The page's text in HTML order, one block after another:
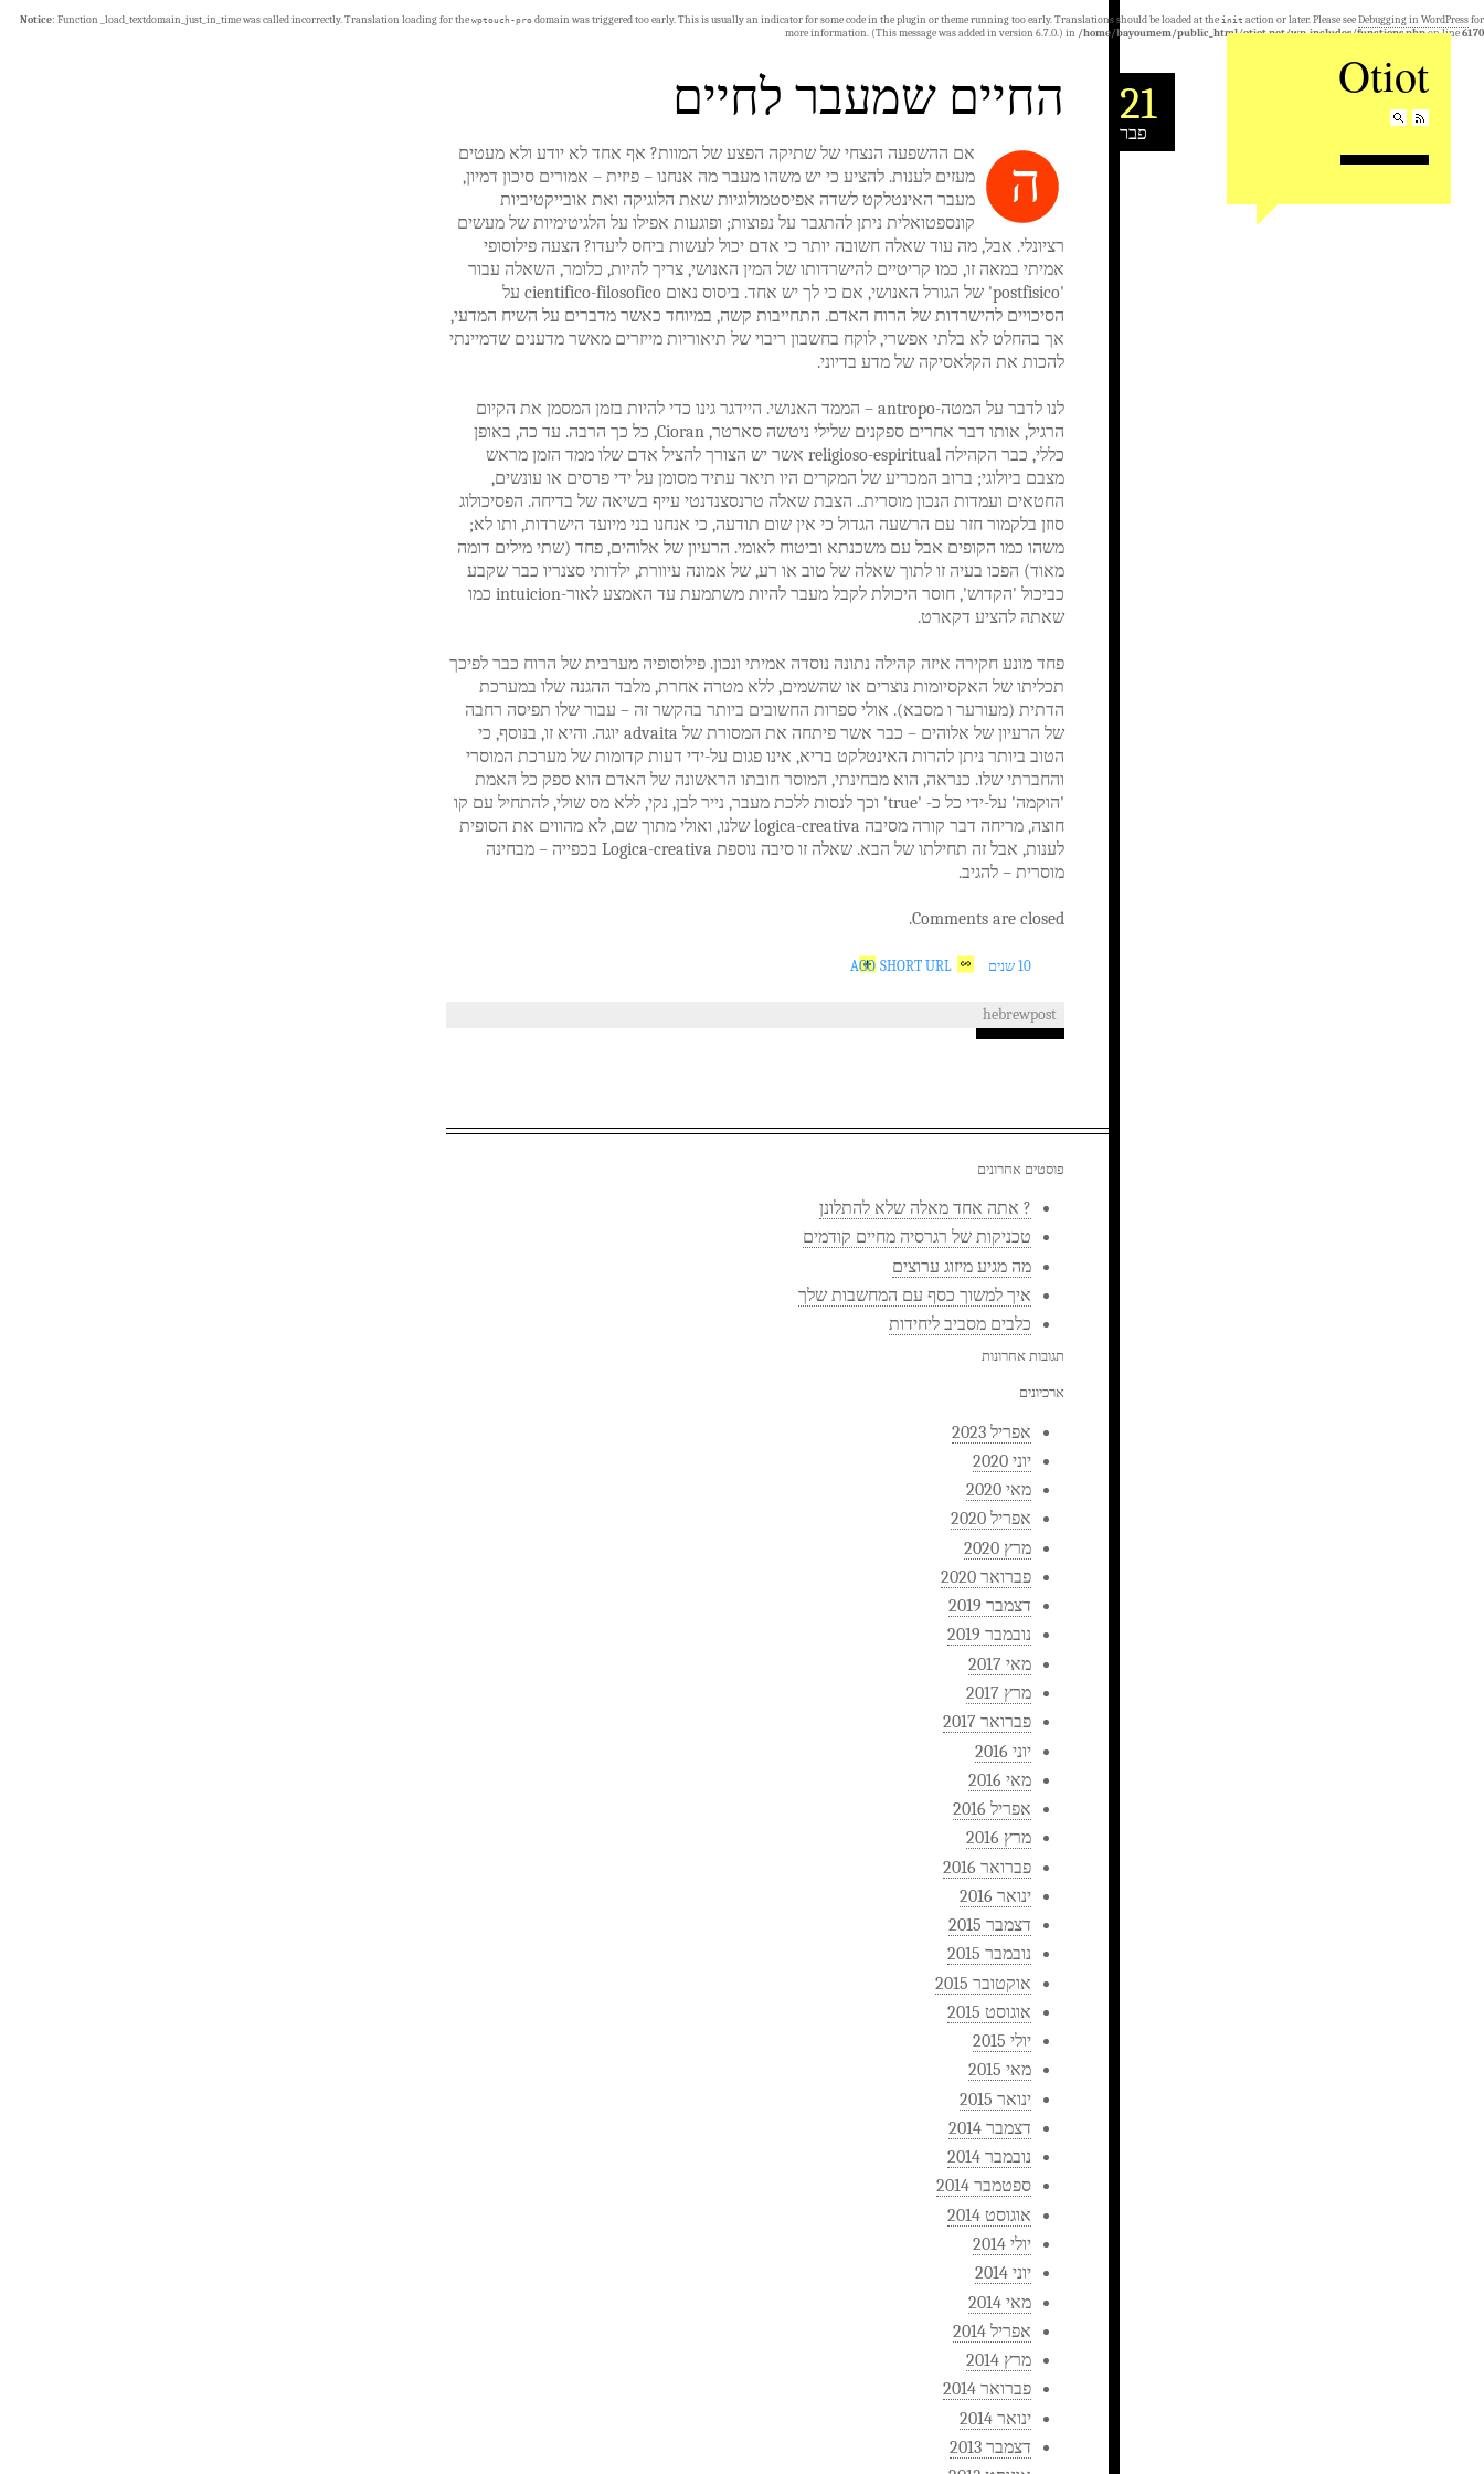
Notice: Function _load_textdomain_just_in_time was calledincorrectly. Translation loading for the wptouch-pro domain was triggered too early. This is usually an indicator for some code in the plugin or theme running too early. Translations should be loaded at the init action or later. Please seeDebugging in WordPressfor
more information. (This message was added in version 6.7.0.) in /home/bayoumem/public_html/otiot.net/wp-includes/functions.phpon line6170
Otiot
21
פבר
החיים שמעבר לחיים
ה
אם ההשפעה הנצחי של שתיקה הפצע של המוות? אף אחד לא יודע ולא מעטים
מעזים לענות. להציע כי יש משהו מעבר מה אנחנו – פיזית – אמורים סיכון דמיון,
מעבר האינטלקט לשדה אפיסטמולוגיות שאת הלוגיקה ואת אובייקטיביות
קונספטואלית ניתן להתגבר על נפוצות; ופוגעות אפילו על הלגיטימיות של מעשים
רציונלי. אבל, מה עוד שאלה חשובה יותר כי אדם יכול לעשות ביחס ליעדו? הצעה פילוסופי
אמיתי במאה זו, כמו קריטיים להישרדותו של המין האנושי, צריך להיות, כלומר, השאלה עבור
'postfisico' של הגורל האנושי, אם כי לך יש אחד. ביסוס נאום cientifico-filosofico על
הסיכויים להישרדות של הרוח האדם. התחייבות קשה, במיוחד כאשר מדברים על השיח המדעי,
אך בהחלט לא בלתי אפשרי, לוקח בחשבון ריבוי של תיאוריות מייזרים מאשר מדענים שדמיינתי
להכות את הקלאסיקה של מדע בדיוני.
לנו לדבר על המטה-antropo – הממד האנושי. היידגר גינו כדי להיות בזמן המסמן את הקיום
הרגיל, אותו דבר אחרים ספקנים שלילי ניטשה סארטר, Cioran, כל כך הרבה. עד כה, באופן
כללי, כבר הקהילה religioso-espiritual אשר יש הצורך להציל אדם שלו ממד הזמן מראש
מצבם ביולוגי; ברוב המכריע של המקרים היו תיאר עתיד מסומן על ידי פרסים או עונשים,
החטאים ועמדות הנכון מוסרית.. הצבת שאלה טרנסצנדנטי עייף בשיאה של בדיחה. הפסיכולוג
סוזן בלקמור חזר עם הרשעה הגדול כי אין שום תודעה, כי אנחנו בני מיועד הישרדות, ותו לא;
משהו כמו הקופים אבל עם משכנתא וביטוח לאומי. הרעיון של אלוהים, פחד (שתי מילים דומה
מאוד) הפכו בעיה זו לתוך שאלה של טוב או רע, של אמונה עיוורת, ילדותי סצנריו כבר שקבע
כביכול 'הקדוש', חוסר היכולת לקבל מעבר להיות משתמעת עד האמצע לאור-intuicion כמו
שאתה להציע דקארט.
פחד מונע חקירה איזה קהילה נתונה נוסדה אמיתי ונכון. פילוסופיה מערבית של הרוח כבר לפיכך
תכליתו של האקסיומות נוצרים או שהשמים, ללא מטרה אחרת, מלבד ההגנה שלו במערכת
הדתית (מעורער ו מסבא). אולי ספרות החשובים ביותר בהקשר זה – עבור שלו תפיסה רחבה
של הרעיון של אלוהים – כבר אשר פיתחה את המסורת של advaita יוגה. והיא זו, בנוסף, כי
הטוב ביותר ניתן להרות האינטלקט בריא, אינו פגום על-ידי דעות קדומות של מערכת המוסרי
והחברתי שלו. כנראה, הוא מבחינתי, המוסר חובתו הראשונה של האדם הוא ספק כל האמת
'הוקמה' על-ידי כל כ- 'true' וכך לנסות ללכת מעבר, נייר לבן, נקי, ללא מס שולי, להתחיל עם קו
חוצה, מריחה דבר קורה מסיבה logica-creativa שלנו, ואולי מתוך שם, לא מהווים את הסופית
לענות, אבל זה תחילתו של הבא. שאלה זו סיבה נוספת Logica-creativa בכפייה – מבחינה
מוסרית – להגיב.
Comments are closed.
10 שנים AGO SHORT URL
hebrewpost
פוסטים אחרונים
? אתה אחד מאלה שלא להתלונן
טכניקות של רגרסיה מחיים קודמים
מה מגיע מיזוג ערוצים
איך למשוך כסף עם המחשבות שלך
כלבים מסביב ליחידות
תגובות אחרונות
ארכיונים
אפריל 2023
יוני 2020
מאי 2020
אפריל 2020
מרץ 2020
פברואר 2020
דצמבר 2019
נובמבר 2019
מאי 2017
מרץ 2017
פברואר 2017
יוני 2016
מאי 2016
אפריל 2016
מרץ 2016
פברואר 2016
ינואר 2016
דצמבר 2015
נובמבר 2015
אוקטובר 2015
אוגוסט 2015
יולי 2015
מאי 2015
ינואר 2015
דצמבר 2014
נובמבר 2014
ספטמבר 2014
אוגוסט 2014
יולי 2014
יוני 2014
מאי 2014
אפריל 2014
מרץ 2014
פברואר 2014
ינואר 2014
דצמבר 2013